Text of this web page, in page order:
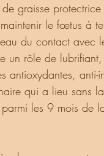
graisse
le fœtus à
du contact avec
un rôle de
antioxydantes,
qui a lieu sans
les 9 mois de